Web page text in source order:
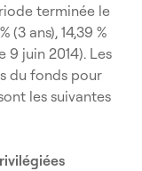
terminée le
(3 ans), 14,39 %
9 juin 2014). Les
du fonds pour
les suivantes